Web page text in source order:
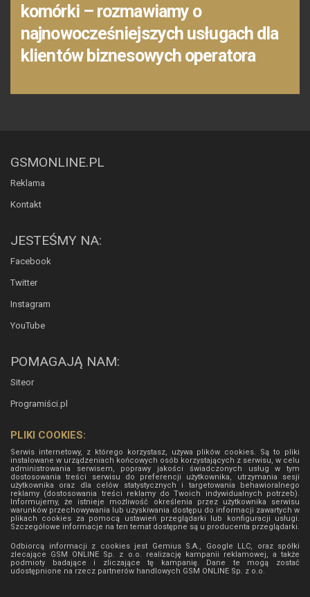
komórki – rozmawiamy o
najnowocześniejszych usługach dla
klientów biznesowych operatora
GSMONLINE.PL
Reklama
Kontakt
JESTEŚMY NA:
Facebook
Twitter
Instagram
YouTube
POMAGAJĄ NAM:
Siteor
Programiści.pl
PLIKI COOKIES:
Serwis internetowy, z którego korzystasz, używa plików cookies. Są to pliki
instalowane w urządzeniach końcowych osób korzystających z serwisu, w celu
administrowania serwisem, poprawy jakości świadczonych usług w tym
dostosowania treści serwisu do preferencji użytkownika, utrzymania sesji
użytkownika oraz dla celów statystycznych i targetowania behawioralnego
reklamy (dostosowania treści reklamy do Twoich indywidualnych potrzeb).
Informujemy, że istnieje możliwość określenia przez użytkownika serwisu
warunków przechowywania lub uzyskiwania dostępu do informacji zawartych w
plikach cookies za pomocą ustawień przeglądarki lub konfiguracji usługi.
Szczegółowe informacje na ten temat dostępne są u producenta przeglądarki.
Odbiorcą informacji z cookies jest Gemius S.A., Google LLC, oraz spółki
zlecające GSM ONLINE Sp. z o.o. realizację kampanii reklamowej, a także
podmioty badające i zliczające tę kampanię. Dane te mogą zostać
udostępnione na rzecz partnerów handlowych GSM ONLINE Sp. z o.o.